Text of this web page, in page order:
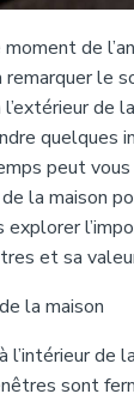
de
remarquer le
de
quelques
peut vous
la maison
explorer
et sa
la maison
l’intérieur de
sont